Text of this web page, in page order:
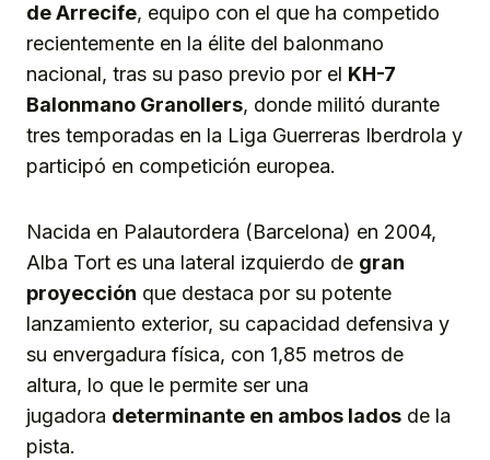
de Arrecife, equipo con el que ha competido
recientemente en la élite del balonmano
nacional, tras su paso previo por el KH-7
Balonmano Granollers, donde militó durante
tres temporadas en la Liga Guerreras Iberdrola y
participó en competición europea.
Nacida en Palautordera (Barcelona) en 2004,
Alba Tort es una lateral izquierdo de gran
proyección que destaca por su potente
lanzamiento exterior, su capacidad defensiva y
su envergadura física, con 1,85 metros de
altura, lo que le permite ser una
jugadora determinante en ambos lados de la
pista.